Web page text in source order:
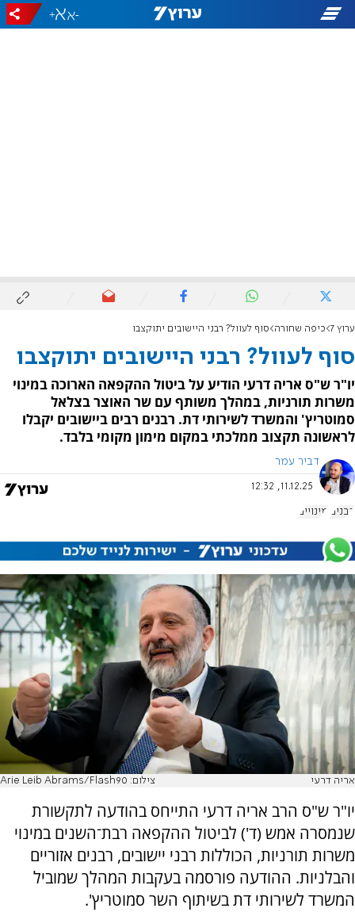
-
+
ערוץ 7 כיפה שחורה סוף לעוול? רבני היישובים יתוקצבו
סוף לעוול? רבני היישובים יתוקצבו
יו"ר ש"ס אריה דרעי הודיע על ביטול ההקפאה הארוכה במינוי
משרות תורניות, במהלך משותף עם שר האוצר בצלאל
סמוטריץ' והמשרד לשירותי דת. רבנים רבים ביישובים יקבלו
לראשונה תקצוב ממלכתי במקום מימון מקומי בלבד.
דביר עמר
11.12.25, 12:32
רבנים מינויים
אריה דרעי צילום: Arie Leib Abrams/Flash90
יו"ר ש"ס הרב אריה דרעי התייחס בהודעה לתקשורת
שנמסרה אמש (ד') לביטול ההקפאה רבת־השנים במינוי
משרות תורניות, הכוללות רבני יישובים, רבנים אזוריים
והבלניות. ההודעה פורסמה בעקבות המהלך שמוביל
המשרד לשירותי דת בשיתוף השר סמוטריץ'.